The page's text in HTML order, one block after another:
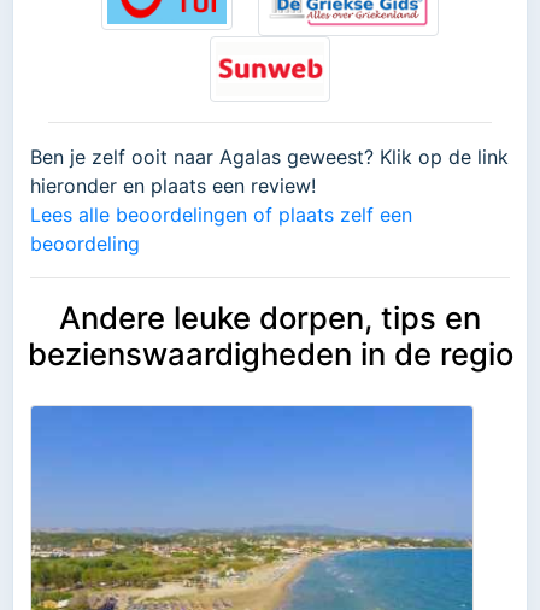
Ben je zelf ooit naar Agalas geweest? Klik op de link
hieronder en plaats een review!
Lees alle beoordelingen of plaats zelf een
beoordeling
Andere leuke dorpen, tips en
bezienswaardigheden in de regio